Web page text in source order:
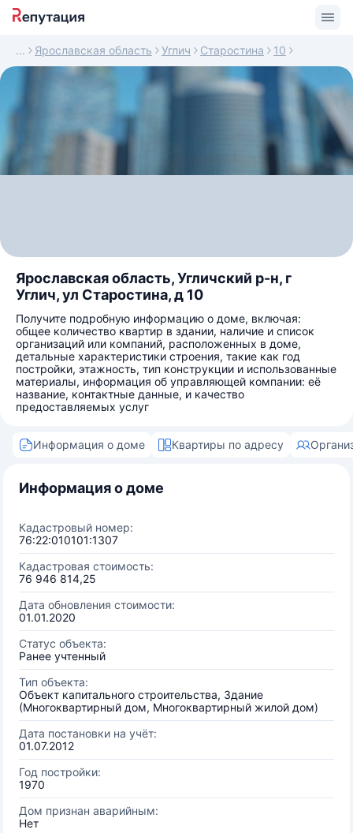
Ярославская область Углич Старостина 10
Ярославская область, Угличский р-н, г
Углич, ул Старостина, д 10
Получите подробную информацию о доме, включая:
общее количество квартир в здании, наличие и список
организаций или компаний, расположенных в доме,
детальные характеристики строения, такие как год
постройки, этажность, тип конструкции и использованные
материалы, информация об управляющей компании: её
название, контактные данные, и качество
предоставляемых услуг
Информация о доме Квартиры по адресу
Информация о доме
Кадастровый номер:
76:22:010101:1307
Кадастровая стоимость:
76 946 814,25
Дата обновления стоимости:
01.01.2020
Статус объекта:
Ранее учтенный
Тип объекта:
Объект капитального строительства, Здание
(Многоквартирный дом, Многоквартирный жилой дом)
Дата постановки на учёт:
01.07.2012
Год постройки:
1970
Дом признан аварийным:
Нет